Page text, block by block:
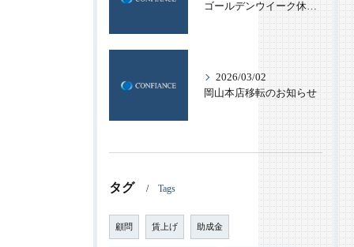
ゴールデンウイーク休業のお知らせ
2026/03/02
岡山本店移転のお知らせ
タグ Tags
顧問 賃上げ 助成金